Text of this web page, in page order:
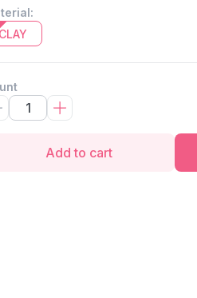
:
Add to cart